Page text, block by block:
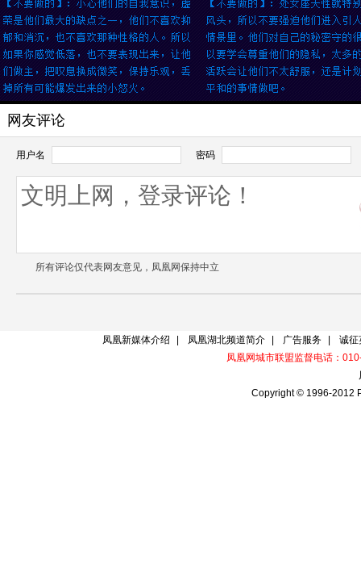
网友评论
用户名 密码
所有评论仅代表网友意见，凤凰网保持中立
凤凰新媒体介绍 凤凰湖北频道简介 广告服务
诚征
凤凰网城市联盟监督电话：
Copyright © 1996-2012